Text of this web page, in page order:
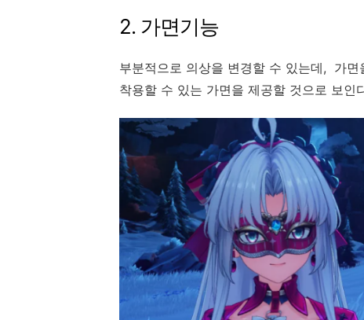
2. 가면기능
부분적으로 의상을 변경할 수 있는데, 가
착용할 수 있는 가면을 제공할 것으로 보인